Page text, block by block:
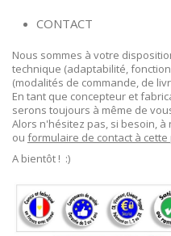
CONTACT
Nous sommes à votre
technique (adaptabilité,
(modalités de commande, de
En tant que concepteur et
serons toujours à même de
Alors n'hésitez pas, si besoin,
ou formulaire de contact à cette
A bientôt ! :)